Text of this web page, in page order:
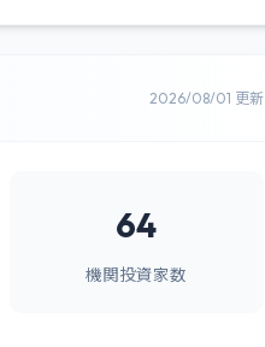
2026/08/01 更新
64
機関投資家数